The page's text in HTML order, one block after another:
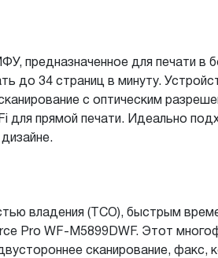
предназначенное для печати
до 34 страниц в минуту.
с оптическим
для прямой печати. Идеально
владения (TCO), быстрым
Pro WF-M5899DWF. Этот
сканирование, факс,